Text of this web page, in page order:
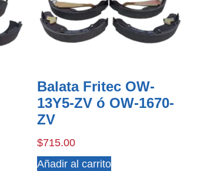
Balata Fritec OW-
13Y5-ZV ó OW-1670-
ZV
$715.00
Añadir al carrito